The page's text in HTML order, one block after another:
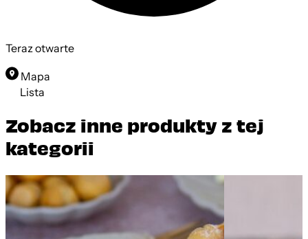
Teraz otwarte
Mapa
Lista
Zobacz inne produkty z tej
kategorii